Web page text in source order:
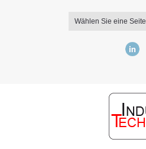
Wählen Sie eine Seite